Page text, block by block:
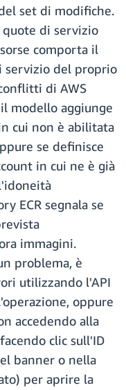
set di modifiche.
di servizio
comporta il
servizio del proprio
di AWS
modello aggiunge
cui non è abilitata
se definisce
in cui ne è già
ECR segnala se
immagini.
problema, è
utilizzando l'API
oppure
accedendo alla
clic sull'ID
banner o nella
per aprire la